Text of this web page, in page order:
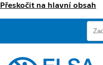
Přeskočit na hlavní obsah